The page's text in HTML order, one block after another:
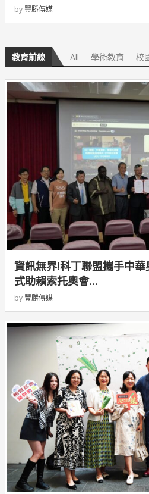
by 豐勝傳媒
教育前線 All 學術教育 校
資訊無界!科丁聯盟攜手中
式助賴索托奧會...
by 豐勝傳媒